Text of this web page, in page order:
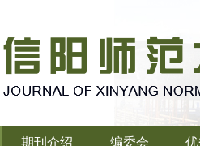
期刊介绍 编委会